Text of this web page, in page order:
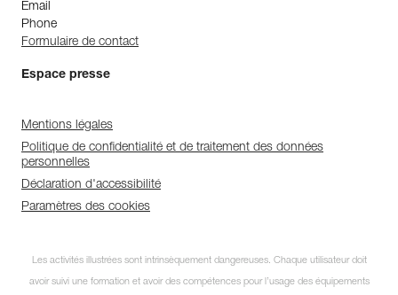
Email
Phone
Formulaire de contact
Espace presse
Mentions légales
Politique de confidentialité et de traitement des données
personnelles
Déclaration d'accessibilité
Paramètres des cookies
Les activités illustrées sont intrinsèquement dangereuses. Chaque utilisateur doit
avoir suivi une formation et avoir des compétences pour l’usage des équipements